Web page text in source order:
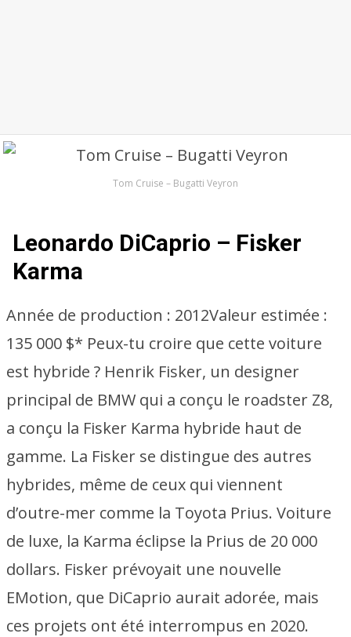
Tom Cruise – Bugatti Veyron
Leonardo DiCaprio – Fisker
Karma
Année de production : 2012Valeur estimée :
135 000 $* Peux-tu croire que cette voiture
est hybride ? Henrik Fisker, un designer
principal de BMW qui a conçu le roadster Z8,
a conçu la Fisker Karma hybride haut de
gamme. La Fisker se distingue des autres
hybrides, même de ceux qui viennent
d’outre-mer comme la Toyota Prius. Voiture
de luxe, la Karma éclipse la Prius de 20 000
dollars. Fisker prévoyait une nouvelle
EMotion, que DiCaprio aurait adorée, mais
ces projets ont été interrompus en 2020.